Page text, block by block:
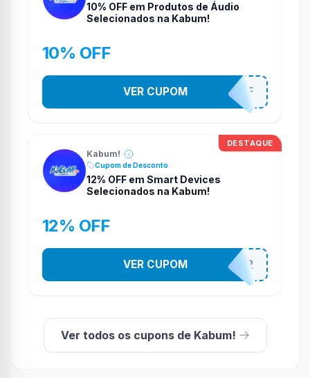
10% OFF em Produtos de Áudio
Selecionados na Kabum!
10% OFF
SOM10OFF
VER CUPOM
DESTAQUE
Kabum!
Cupom de Desconto
12% OFF em Smart Devices
Selecionados na Kabum!
12% OFF
SMARTESTADAO12
VER CUPOM
Ver todos os cupons de Kabum!